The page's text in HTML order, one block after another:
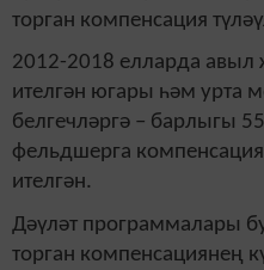
торган компенсация
2012-2018 елларда
ителгән югары һәм урта
белгечләргә – барлыгы
фельдшерга
ителгән.
Дәүләт программалары
торган компенсациянең